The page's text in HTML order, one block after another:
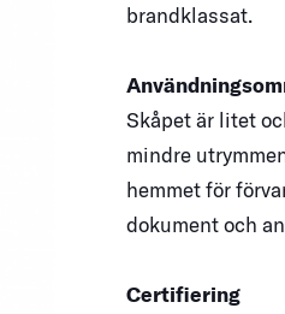
brandklassat.
Skåpet är litet
mindre
hemmet för
dokument och
Certifiering